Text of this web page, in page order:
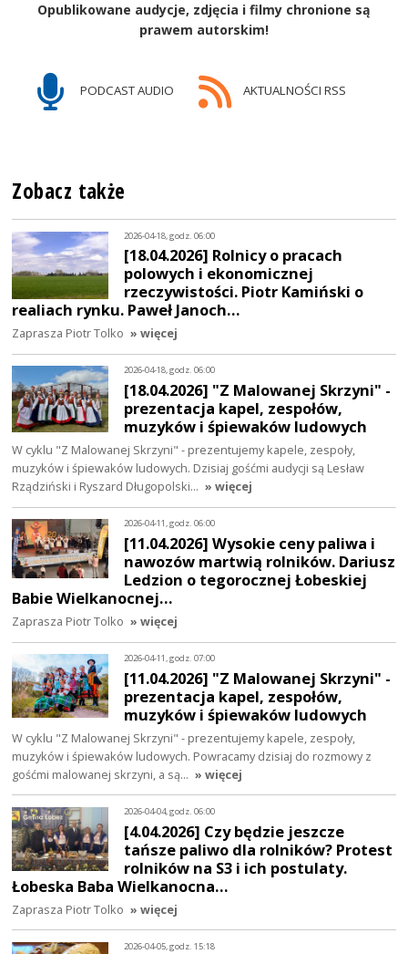
Opublikowane audycje, zdjęcia i filmy chronione są
prawem autorskim!
PODCAST AUDIO AKTUALNOŚCI RSS
Zobacz także
2026-04-18, godz. 06:00
[18.04.2026] Rolnicy o pracach
polowych i ekonomicznej
rzeczywistości. Piotr Kamiński o
realiach rynku. Paweł Janoch…
Zaprasza Piotr Tolko » więcej
2026-04-18, godz. 06:00
[18.04.2026] "Z Malowanej Skrzyni" -
prezentacja kapel, zespołów,
muzyków i śpiewaków ludowych
W cyklu "Z Malowanej Skrzyni" - prezentujemy kapele, zespoły,
muzyków i śpiewaków ludowych. Dzisiaj gośćmi audycji są Lesław
Rządziński i Ryszard Długopolski… » więcej
2026-04-11, godz. 06:00
[11.04.2026] Wysokie ceny paliwa i
nawozów martwią rolników. Dariusz
Ledzion o tegorocznej Łobeskiej
Babie Wielkanocnej…
Zaprasza Piotr Tolko » więcej
2026-04-11, godz. 07:00
[11.04.2026] "Z Malowanej Skrzyni" -
prezentacja kapel, zespołów,
muzyków i śpiewaków ludowych
W cyklu "Z Malowanej Skrzyni" - prezentujemy kapele, zespoły,
muzyków i śpiewaków ludowych. Powracamy dzisiaj do rozmowy z
gośćmi malowanej skrzyni, a są… » więcej
2026-04-04, godz. 06:00
[4.04.2026] Czy będzie jeszcze
tańsze paliwo dla rolników? Protest
rolników na S3 i ich postulaty.
Łobeska Baba Wielkanocna…
Zaprasza Piotr Tolko » więcej
2026-04-05, godz. 15:18